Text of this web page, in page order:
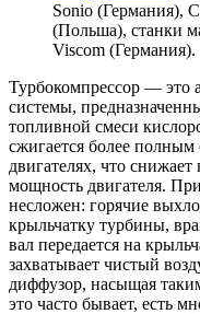
Sonio (Германия),
(Польша), станки
Viscom (Германия).
Турбокомпрессор — это
системы,
топливной смеси
сжигается более
двигателях, что
мощность двигателя.
несложен: горячие
крыльчатку турбины,
вал передается на
захватывает чистый
диффузор, насыщая
это часто бывает, есть